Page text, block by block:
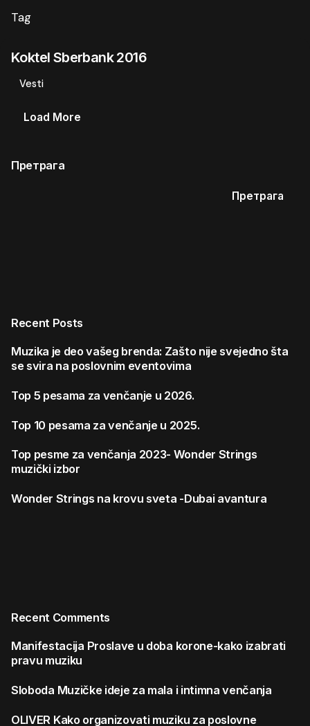
Tag
Претрага
Претрага
Recent Posts
Muzika je deo vašeg brenda: Zašto nije svejedno šta
se svira na poslovnim eventovima
Top 5 pesama za venčanje u 2026.
Top 10 pesama za venčanje u 2025.
Top pesme za venčanja 2023- Wonder Strings
muzički izbor
Wonder Strings na krovu sveta -Dubai avantura
Recent Comments
Manifestacija Proslave u doba korone-kako izabrati
pravu muziku
Sloboda Muzičke ideje za mala i intimna venčanja
OLIVER Kako organizovati muziku za poslovne
Koktel Sberbank 2016
Vesti
Load More